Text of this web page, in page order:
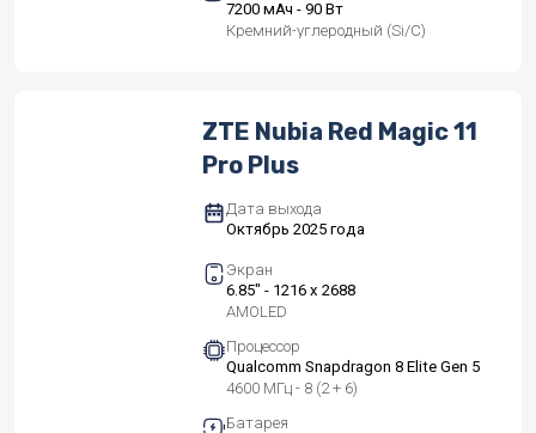
7200 мАч - 90 Вт
Кремний-углеродный (Si/C)
ZTE Nubia Red Magic 11
Pro Plus
Дата выхода
Октябрь 2025 года
Экран
6.85" - 1216 x 2688
AMOLED
Процессор
Qualcomm Snapdragon 8 Elite Gen 5
4600 МГц - 8 (2 + 6)
Батарея